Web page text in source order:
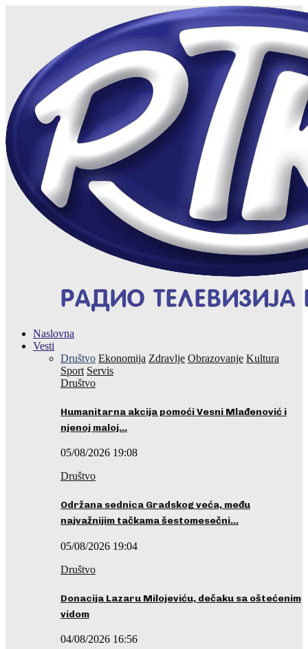
Naslovna
Vesti
Društvo Ekonomija Zdravlje Obrazovanje Kultura
Sport Servis
Društvo
Humanitarna akcija pomoći Vesni Mlađenović i
njenoj maloj…
05/08/2026 19:08
Društvo
Održana sednica Gradskog veća, među
najvažnijim tačkama šestomesečni…
05/08/2026 19:04
Društvo
Donacija Lazaru Milojeviću, dečaku sa oštećenim
vidom
04/08/2026 16:56